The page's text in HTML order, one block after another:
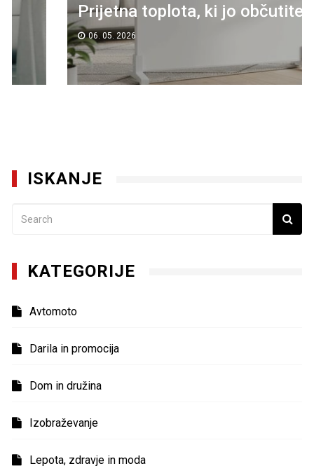
Prijetna toplota, ki jo občutite takoj
06. 05. 2026
ISKANJE
KATEGORIJE
Avtomoto
Darila in promocija
Dom in družina
Izobraževanje
Lepota, zdravje in moda